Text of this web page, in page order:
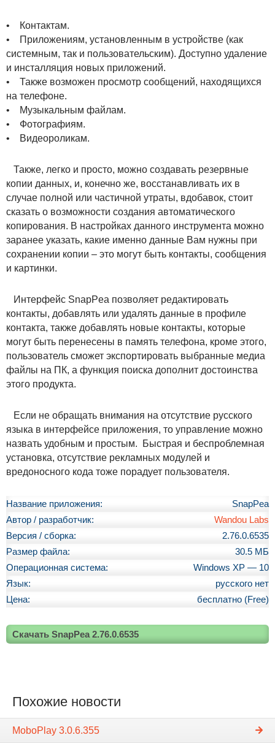
• Контактам.
• Приложениям, установленным в устройстве (как
системным, так и пользовательским). Доступно удаление
и инсталляция новых приложений.
• Также возможен просмотр сообщений, находящихся
на телефоне.
• Музыкальным файлам.
• Фотографиям.
• Видеороликам.
Также, легко и просто, можно создавать резервные
копии данных, и, конечно же, восстанавливать их в
случае полной или частичной утраты, вдобавок, стоит
сказать о возможности создания автоматического
копирования. В настройках данного инструмента можно
заранее указать, какие именно данные Вам нужны при
сохранении копии – это могут быть контакты, сообщения
и картинки.
Интерфейс SnapPea позволяет редактировать
контакты, добавлять или удалять данные в профиле
контакта, также добавлять новые контакты, которые
могут быть перенесены в память телефона, кроме этого,
пользователь сможет экспортировать выбранные медиа
файлы на ПК, а функция поиска дополнит достоинства
этого продукта.
Если не обращать внимания на отсутствие русского
языка в интерфейсе приложения, то управление можно
назвать удобным и простым. Быстрая и беспроблемная
установка, отсутствие рекламных модулей и
вредоносного кода тоже порадует пользователя.
Название приложения:
SnapPea
Автор / разработчик:
Wandou Labs
Версия / сборка:
2.76.0.6535
Размер файла:
30.5 МБ
Операционная система:
Windows XP — 10
Язык:
русского нет
Цена:
бесплатно (Free)
Скачать SnapPea 2.76.0.6535
Похожие новости
MoboPlay 3.0.6.355